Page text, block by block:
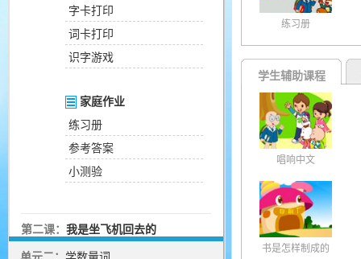
字卡打印
词卡打印
识字游戏
家庭作业
练习册
参考答案
小测验
第二课： 我是坐飞机回去的
练习册
学生辅助课程
唱响中文
书是怎样制成的